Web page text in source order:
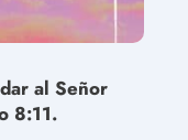
al Señor
8:11.